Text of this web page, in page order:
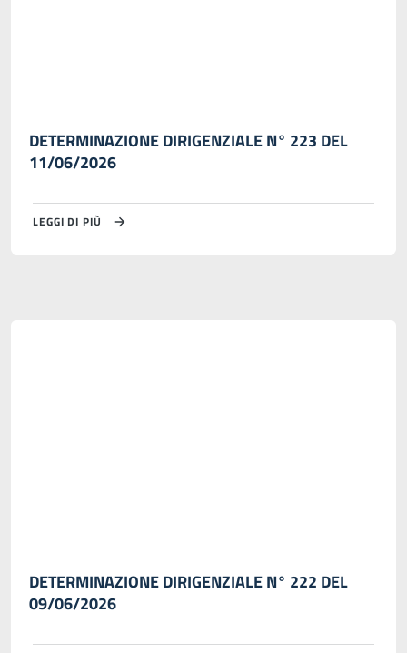
DETERMINAZIONE DIRIGENZIALE N° 223 DEL
11/06/2026
LEGGI DI PIÙ
DETERMINAZIONE DIRIGENZIALE N° 222 DEL
09/06/2026